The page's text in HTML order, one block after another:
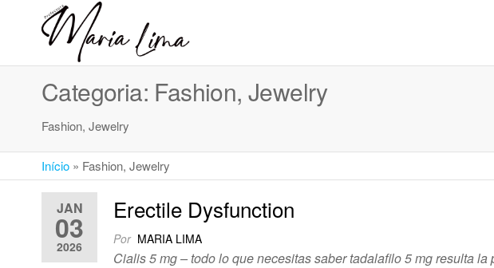
content
Maria Lima
faculdade
Categoria: Fashion, Jewelry
Fashion, Jewelry
Início » Fashion, Jewelry
JAN
03
2026
Erectile Dysfunction
Por MARIA LIMA
Cialis 5 mg – todo lo que necesitas saber tadalafilo 5 mg resulta